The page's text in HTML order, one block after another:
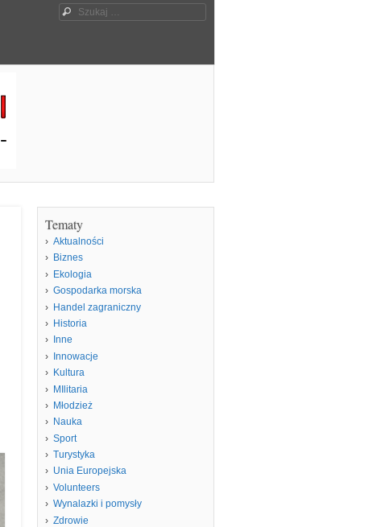
Szukaj
Tematy
Aktualności
Biznes
Ekologia
Gospodarka morska
Handel zagraniczny
Historia
Inne
Innowacje
Kultura
MIlitaria
Młodzież
Nauka
Sport
Turystyka
Unia Europejska
Volunteers
Wynalazki i pomysły
Zdrowie